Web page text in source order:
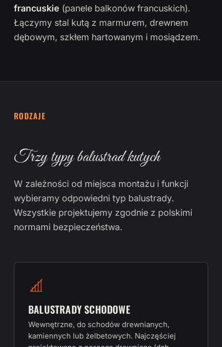
francuskie (panele balkonów francuskich).
Łączymy stal kutą z marmurem, drewnem
dębowym, szkłem hartowanym i mosiądzem.
RODZAJE
Trzy typy balustrad kutych
W zależności od miejsca montażu i funkcji
wybieramy odpowiedni typ balustrady.
Wszystkie projektujemy zgodnie z polskimi
normami bezpieczeństwa.
BALUSTRADY SCHODOWE
Wewnętrzne, do schodów drewnianych,
kamiennych lub żelbetowych. Najczęściej